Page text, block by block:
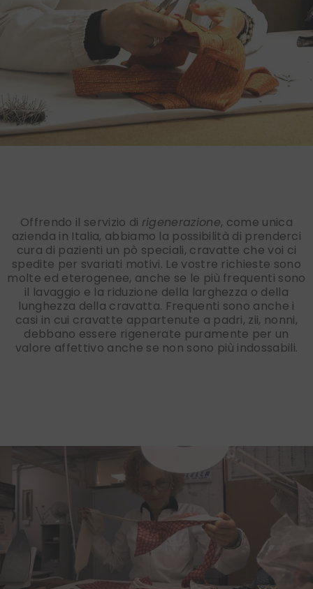
Offrendo il servizio di rigenerazione, come unica
azienda in Italia, abbiamo la possibilità di prenderci
cura di pazienti un pò speciali, cravatte che voi ci
spedite per svariati motivi. Le vostre richieste sono
molte ed eterogenee, anche se le più frequenti sono
il lavaggio e la riduzione della larghezza o della
lunghezza della cravatta. Frequenti sono anche i
casi in cui cravatte appartenute a padri, zii, nonni,
debbano essere rigenerate puramente per un
valore affettivo anche se non sono più indossabili.